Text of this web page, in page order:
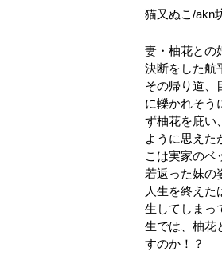
猫又ぬこ /akn
妻・柚花との
決断をした航
その帰り道、
に轢かれそう
ず柚花を庇い
ように思え
こは実家のベ
若返った妹の
人生を終えた
生してしまっ
生では、柚花
すのか！？